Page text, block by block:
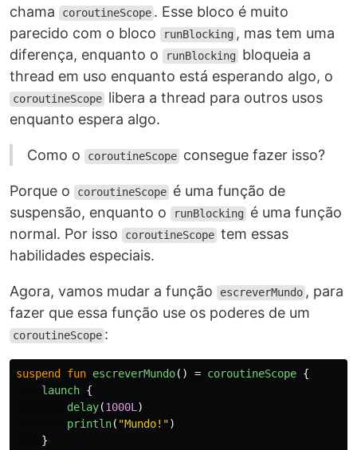
chama
coroutineScope . Esse bloco é muito
parecido com o bloco
runBlocking , mas tem uma
diferença, enquanto o
runBlocking
bloqueia a
thread em uso enquanto está esperando algo, o
coroutineScope libera a thread para outros usos
enquanto espera algo.
Como o coroutineScope consegue fazer isso?
Porque o coroutineScope é uma função de
suspensão, enquanto o
runBlocking
é uma função
normal. Por isso
coroutineScope tem essas
habilidades especiais.
Agora, vamos mudar a função escreverMundo , para
fazer que essa função use os poderes de um
coroutineScope :
suspend fun escreverMundo() = coroutineScope {
launch {
delay(1000L)
println( "Mundo!")
}